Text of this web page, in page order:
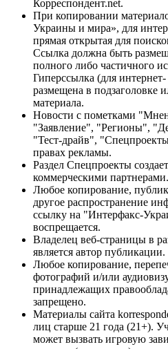
Корреспондент.net.
При копировании
Украины и мира», для
прямая открытая для
Ссылка должна быть
полного либо частичного
Гиперссылка (для
размещена в подзаголовке
материала.
Новости с пометками
"Заявление", "Регионы",
"Тест-драйв",
правах рекламы.
Раздел Спецпроекты
коммерческими партнерами.
Любое копирование,
другое распространение
ссылку на "Интерфакс-
воспрещается.
Владелец веб-страницы в
является автор публикации.
Любое копирование,
фотографий и/или
принадлежащих
запрещено.
Материалы сайта
лиц старше 21 года (21+).
может вызвать игровую